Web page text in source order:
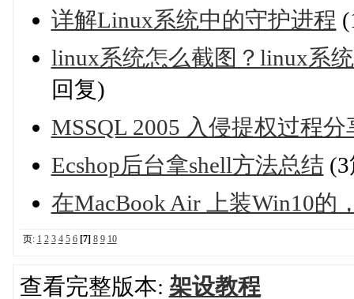
详解Linux系统中的守护进程
linux系统怎么截图？linux系
回复)
MSSQL 2005 入侵提权过程分
Ecshop后台拿shell方法总结
在MacBook Air 上装Win10的
页: 1 2 3 4 5 6 [7] 8 9 10
查看完整版本: 架设教程